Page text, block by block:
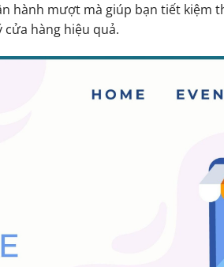
hành mượt mà giúp bạn tiết kiệm
cửa hàng hiệu quả.